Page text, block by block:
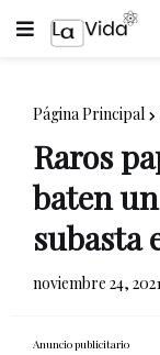
Página Principal
Raros
baten
subasta
noviembre 24,
Anuncio publicitario